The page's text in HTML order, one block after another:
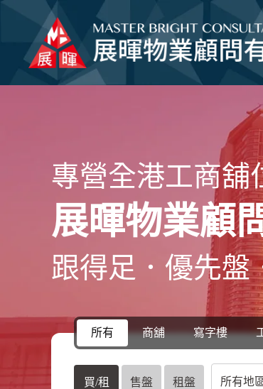
專營全港工商舖
展暉物業顧
跟得足．優先盤
所有 商舖 寫字樓
買/租 售盤 租盤 所有地